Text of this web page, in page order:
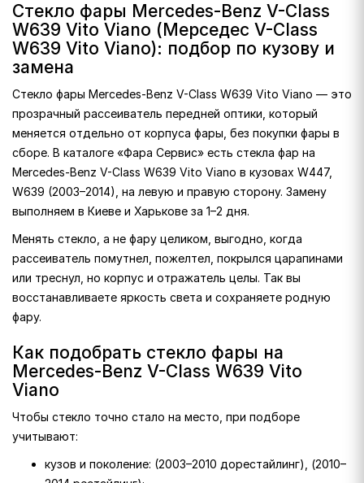
Стекло фары Mercedes-Benz V-Class
W639 Vito Viano (Мерседес V-Class
W639 Vito Viano): подбор по кузову и
замена
Стекло фары Mercedes-Benz V-Class W639 Vito Viano — это
прозрачный рассеиватель передней оптики, который
меняется отдельно от корпуса фары, без покупки фары в
сборе. В каталоге «Фара Сервис» есть стекла фар на
Mercedes-Benz V-Class W639 Vito Viano в кузовах W447,
W639 (2003–2014), на левую и правую сторону. Замену
выполняем в Киеве и Харькове за 1–2 дня.
Менять стекло, а не фару целиком, выгодно, когда
рассеиватель помутнел, пожелтел, покрылся царапинами
или треснул, но корпус и отражатель целы. Так вы
восстанавливаете яркость света и сохраняете родную
фару.
Как подобрать стекло фары на
Mercedes-Benz V-Class W639 Vito
Viano
Чтобы стекло точно стало на место, при подборе
учитывают:
кузов и поколение: (2003–2010 дорестайлинг), (2010–